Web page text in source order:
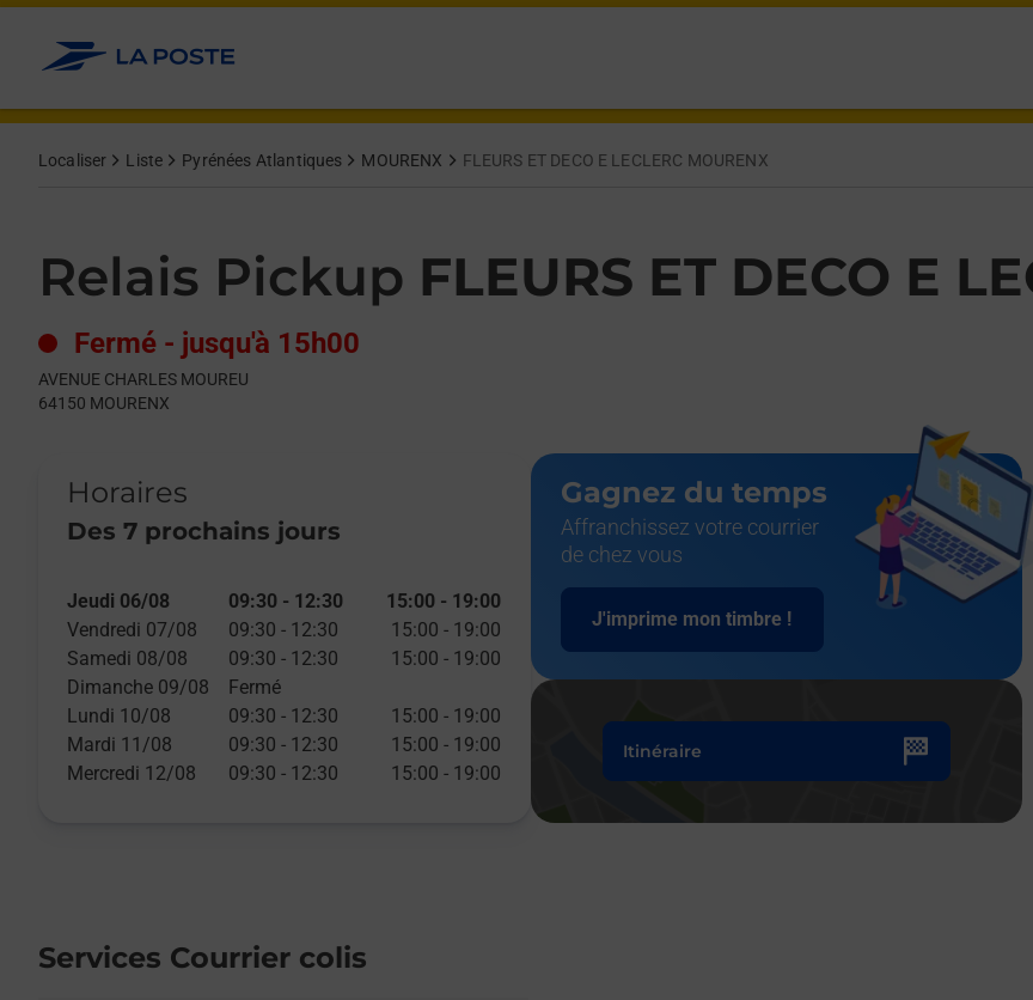
Allez au contenu
Localiser Liste Pyrénées Atlantiques MOURENX FLEURS ET DECO E LECLERC MOURENX
Relais Pickup FLEURS ET DECO E
Fermé - jusqu'à 15h00
AVENUE CHARLES MOUREU
64150 MOURENX
Horaires
Des 7 prochains jours
Day of the WeekHours
Jeudi 06/08 09:30 - 12:30 15:00 - 19:00
Vendredi 07/08
09:30 - 12:30 15:00 - 19:00
Samedi 08/08
09:30 - 12:30 15:00 - 19:00
Dimanche 09/08
Fermé
Lundi 10/08
09:30 - 12:30 15:00 - 19:00
Mardi 11/08
09:30 - 12:30 15:00 - 19:00
Mercredi 12/08
09:30 - 12:30 15:00 - 19:00
Gagnez du temps
Affranchissez votre courrier
de chez vous
J'imprime mon timbre !
Itinéraire
Services Courrier colis
Get directions to Relais Pickup at AVENUE CHARLES MOUREU MOURENX,
lien s'ouvre dans un nouvel onglet